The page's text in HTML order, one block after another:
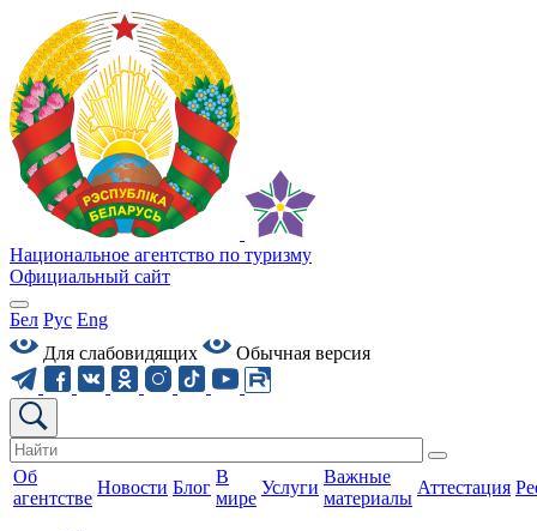
Национальное агентство по туризму
Официальный сайт
Бел Рус Eng
Для слабовидящих
Обычная версия
Об
агентстве
Новости Блог
В
мире
Услуги
Важные
материалы
Аттестация